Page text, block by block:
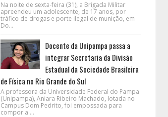
Na noite de sexta-feira (31), a Brigada Militar
apreendeu um adolescente, de 17 anos, por
tráfico de drogas e porte ilegal de munição, em
Do...
Docente da Unipampa passa a
integrar Secretaria da Divisão
Estadual da Sociedade Brasileira
de Física no Rio Grande do Sul
A professora da Universidade Federal do Pampa
(Unipampa), Aniara Ribeiro Machado, lotada no
Campus Dom Pedrito, foi empossada para
compor a ...